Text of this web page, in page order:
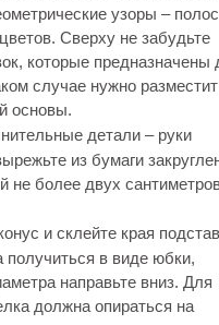
узоры –
Сверху не забудьте
которые предназначены
случае нужно
основы.
детали – руки
из бумаги
не более двух
и склейте края
в виде юбки,
направьте вниз. Для
должна опираться на